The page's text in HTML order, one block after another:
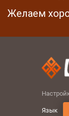
Желаем
Язык